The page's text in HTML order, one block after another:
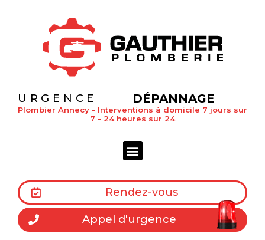
URGENCE DÉPANNAGE
Plombier Annecy - Interventions à domicile 7 jours sur
7 - 24 heures sur 24
Rendez-vous
Appel d'urgence